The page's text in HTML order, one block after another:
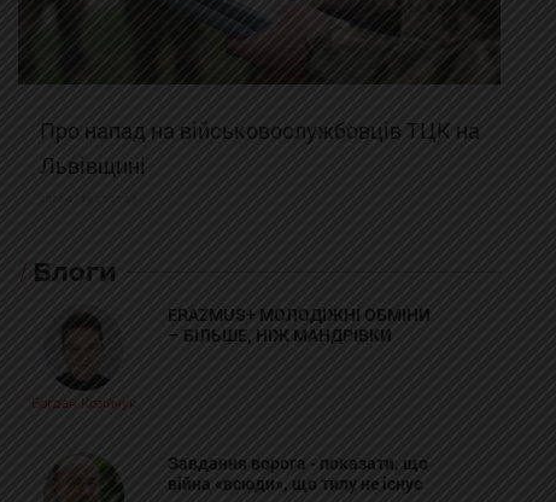
Про напад на військовослужбовців ТЦК на
Львівщині
Блоги
Богдан Козійчук
ERAZMUS+ МОЛОДІЖНІ ОБМІНИ
– БІЛЬШЕ, НІЖ МАНДРІВКИ
Завдання ворога - показати, що
війна «всюди», що тилу не існує